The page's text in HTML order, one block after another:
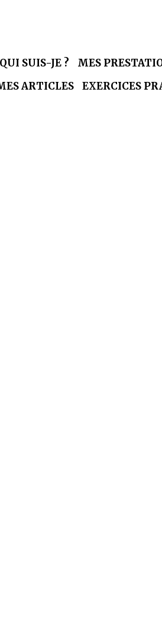
QUI SUIS-JE ? MES
ARTICLES EXERCICES